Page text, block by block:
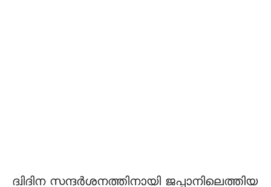
ദ്വിദിന സന്ദർശനത്തിനായി ജപ്പാനിലെത്തിയ